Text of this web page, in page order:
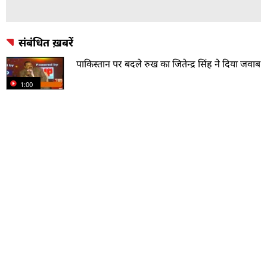
संबंधित ख़बरें
1:00
पाकिस्तान पर बदले रुख का जितेन्द्र सिंह ने दिया जवाब